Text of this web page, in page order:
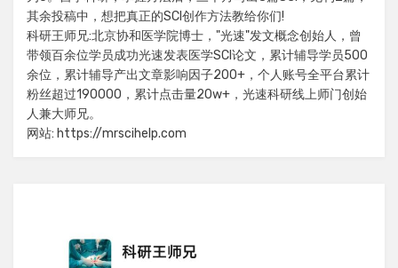
其余投稿中，想把真正的SCI创作方法教给你们!
科研王师兄:北京协和医学院博士，"光速"发文概念创始人，曾
带领百余位学员成功光速发表医学SCI论文，累计辅导学员500
余位，累计辅导产出文章影响因子200+，个人账号全平台累计
粉丝超过190000，累计点击量20w+，光速科研线上师门创始
人兼大师兄。
网站: https://mrscihelp.com